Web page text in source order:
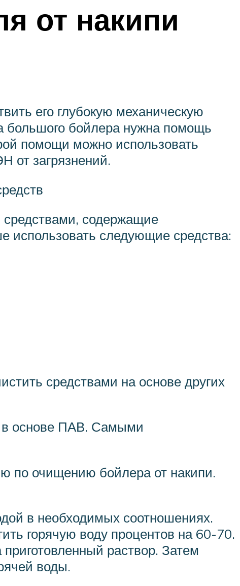
от накипи
его глубокую механическую
большого бойлера нужна помощь
помощи можно использовать
от загрязнений.
средствами, содержащие
использовать следующие средства:
средствами на основе других
в основе ПАВ. Самыми
по очищению бойлера от накипи.
в необходимых соотношениях.
горячую воду процентов на 60-70.
раствор. Затем
воды.